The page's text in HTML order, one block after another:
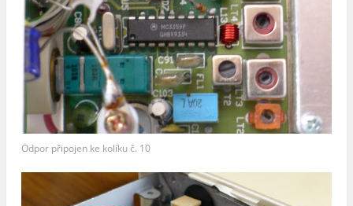
Odpor připojen ke kolíku č. 10